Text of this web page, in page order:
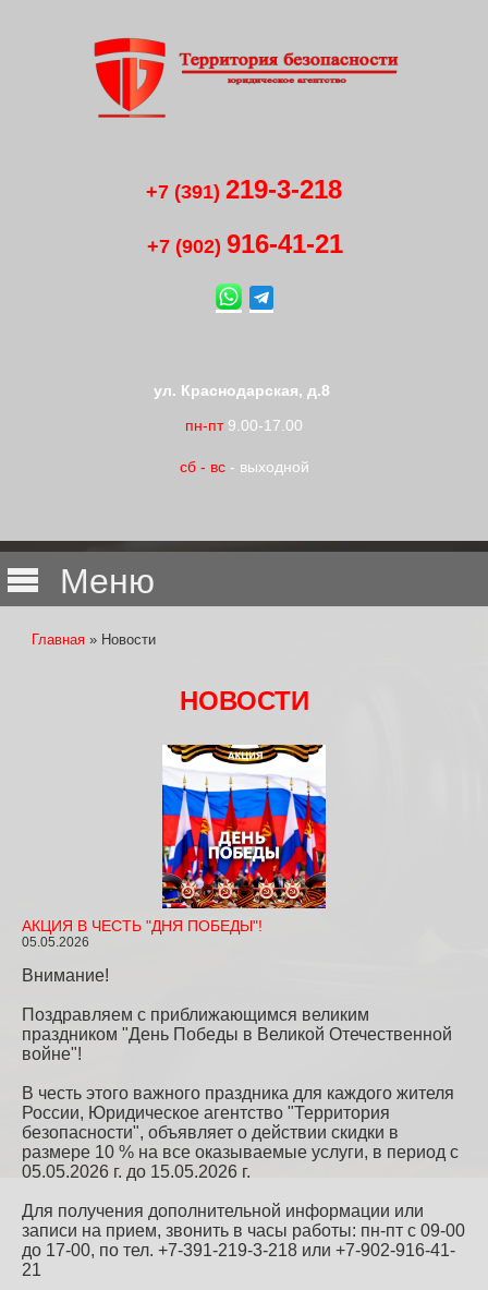
+7 (391) 219-3-218
+7 (902) 916-41-21
ул. Краснодарская, д.8
пн-пт9.00-17.00
сб - вс - выходной
Меню
Вы здесь
Главная » Новости
НОВОСТИ
АКЦИЯ В ЧЕСТЬ "ДНЯ ПОБЕДЫ"!
05.05.2026
Внимание!
Поздравляем с приближающимся великим
праздником "День Победы в Великой Отечественной
войне"!
В честь этого важного праздника для каждого жителя
России, Юридическое агентство "Территория
безопасности", объявляет о действии скидки в
размере 10 % на все оказываемые услуги, в период с
05.05.2026 г. до 15.05.2026 г.
Для получения дополнительной информации или
записи на прием, звонить в часы работы: пн-пт с 09-00
до 17-00, по тел. +7-391-219-3-218 или +7-902-916-41-
21